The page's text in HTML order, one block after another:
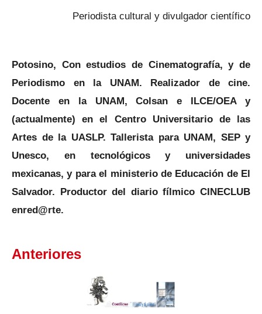
Periodista cultural y divulgador científico
Potosino, Con estudios de Cinematografía, y de
Periodismo en la UNAM. Realizador de cine.
Docente en la UNAM, Colsan e ILCE/OEA y
(actualmente) en el Centro Universitario de las
Artes de la UASLP. Tallerista para UNAM, SEP y
Unesco, en tecnológicos y universidades
mexicanas, y para el ministerio de Educación de El
Salvador. Productor del diario fílmico CINECLUB
enred@rte.
Anteriores